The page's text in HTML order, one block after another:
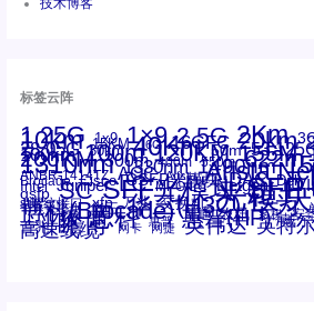
标签云阵
1.25G 1x9 1×9 2.5G 2Km
10km 15KM 16G 16GFC 20km
28.05G 30km 40Km 50m
100km 100m 120KM 155M
200KM 300m 400m 550m 622m
1310nm 1330nm 1490nm
ANBR-1414TZ AOC Arista Arista
Brocade Cisco CSFP光模块 DAC Dell
Intel Juniper LC MPO-LC Netgear
qsfp SC SFF光模块
st螺纹接口 xfp 万兆 交换机 光模块
千兆光模块 华三 华三(H3C) 华为
博科(Brocade) 博通 友讯 多模 安
工业级 思科 惠普 惠普(HP) 戴尔
百兆 瞻博 网卡 网捷 英伟达 英特
高速线缆